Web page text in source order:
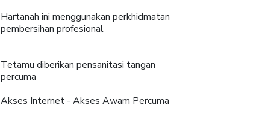
Hartanah ini menggunakan perkhidmatan
pembersihan profesional
Tetamu diberikan pensanitasi tangan
percuma
Akses Internet - Akses Awam Percuma